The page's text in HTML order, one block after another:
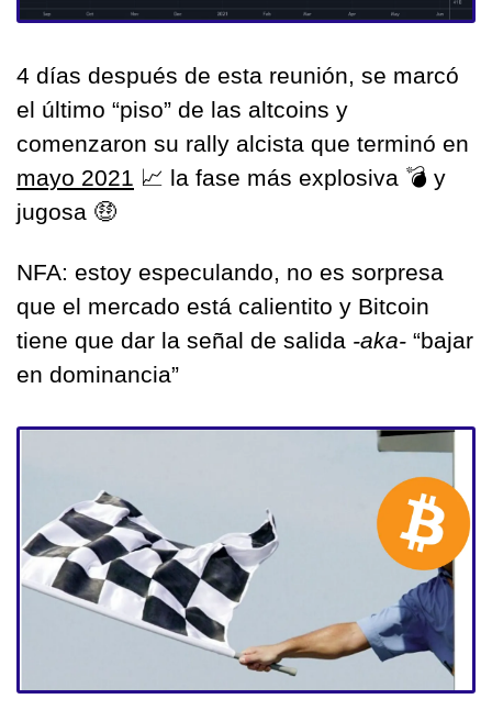
4 días después de esta reunión, se marcó
el último “piso” de las altcoins y
mayo 2021 📈 la fase más explosiva 💣 y
jugosa 🤑
NFA: estoy especulando, no es sorpresa
que el mercado está calientito y Bitcoin
tiene que dar la señal de salida -aka- “bajar
en dominancia”